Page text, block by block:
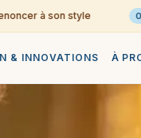
à son style 06-
& INNOVATIONS À